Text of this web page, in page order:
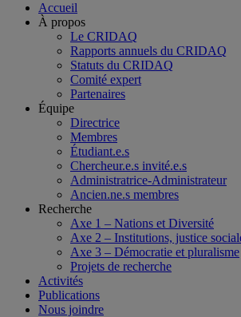
Accueil
À propos
Le CRIDAQ
Rapports annuels du CRIDAQ
Statuts du CRIDAQ
Comité expert
Partenaires
Équipe
Directrice
Membres
Étudiant.e.s
Chercheur.e.s invité.e.s
Administratrice-Administrateur
Ancien.ne.s membres
Recherche
Axe 1 – Nations et Diversité
Axe 2 – Institutions, justice
Axe 3 – Démocratie et pluralisme
Projets de recherche
Activités
Publications
Nous joindre